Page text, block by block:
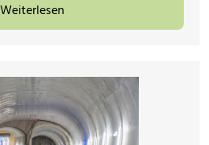
Weiterlesen